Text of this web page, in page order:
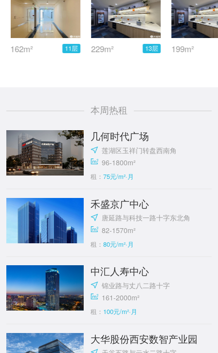
162m² 11层 229m² 13层 199m²
本周热租
几何时代广场
莲湖区玉祥门转盘西南角
96-1800m²
租：75元/m²·月
禾盛京广中心
唐延路与科技一路十字东北角
82-1570m²
租：80元/m²·月
中汇人寿中心
锦业路与丈八二路十字
161-2000m²
租： 100元/m²·月
大华股份西安数智产业园